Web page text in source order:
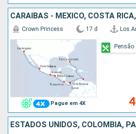
Pague em 4X
Crown Princess 17 d Los
Pensão